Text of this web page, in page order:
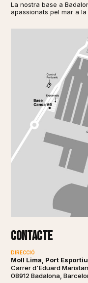
La nostra base a
apassionats pel mar a
Contacte
DIRECCIÓ
Moll Lima, Port
Carrer d'Eduard
08912 Badalona,